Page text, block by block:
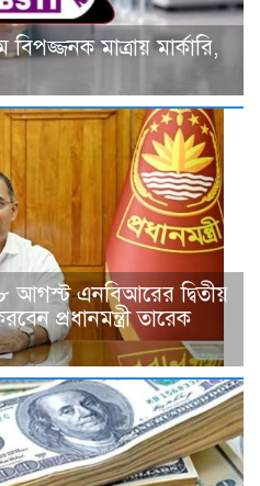
বিপজ্জনক মাত্রায় মার্কারি,
আগস্ট এনবিআরের দ্বিতীয়
প্রধানমন্ত্রী তারেক